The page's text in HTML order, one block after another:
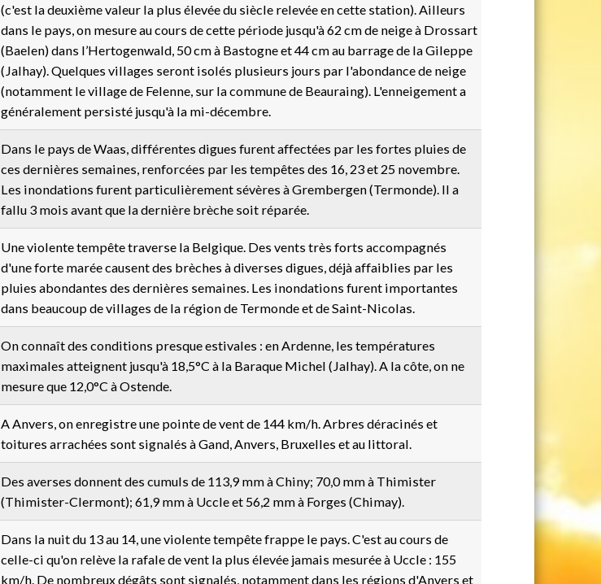
(c'est la deuxième valeur la plus élevée du siècle relevée en cette station). Ailleurs
dans le pays, on mesure au cours de cette période jusqu'à 62 cm de neige à Drossart
(Baelen) dans l’Hertogenwald, 50 cm à Bastogne et 44 cm au barrage de la Gileppe
(Jalhay). Quelques villages seront isolés plusieurs jours par l'abondance de neige
(notamment le village de Felenne, sur la commune de Beauraing). L'enneigement a
généralement persisté jusqu'à la mi-décembre.
Dans le pays de Waas, différentes digues furent affectées par les fortes pluies de
ces dernières semaines, renforcées par les tempêtes des 16, 23 et 25 novembre.
Les inondations furent particulièrement sévères à Grembergen (Termonde). Il a
fallu 3 mois avant que la dernière brèche soit réparée.
Une violente tempête traverse la Belgique. Des vents très forts accompagnés
d'une forte marée causent des brèches à diverses digues, déjà affaiblies par les
pluies abondantes des dernières semaines. Les inondations furent importantes
dans beaucoup de villages de la région de Termonde et de Saint-Nicolas.
On connaît des conditions presque estivales : en Ardenne, les températures
maximales atteignent jusqu'à 18,5°C à la Baraque Michel (Jalhay). A la côte, on ne
mesure que 12,0°C à Ostende.
A Anvers, on enregistre une pointe de vent de 144 km/h. Arbres déracinés et
toitures arrachées sont signalés à Gand, Anvers, Bruxelles et au littoral.
Des averses donnent des cumuls de 113,9 mm à Chiny; 70,0 mm à Thimister
(Thimister-Clermont); 61,9 mm à Uccle et 56,2 mm à Forges (Chimay).
Dans la nuit du 13 au 14, une violente tempête frappe le pays. C'est au cours de
celle-ci qu'on relève la rafale de vent la plus élevée jamais mesurée à Uccle : 155
km/h. De nombreux dégâts sont signalés, notamment dans les régions d'Anvers et